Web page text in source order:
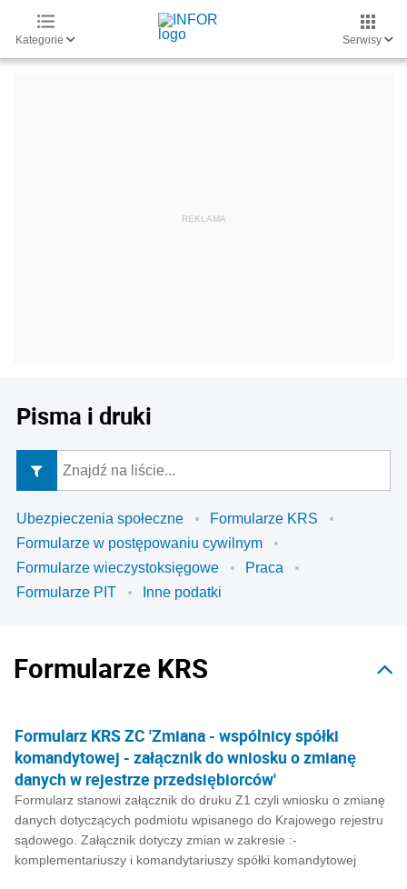
Kategorie Serwisy
Pisma i druki
Ubezpieczenia społeczne
Formularze KRS
Formularze w postępowaniu cywilnym
Formularze wieczystoksięgowe
Praca
Formularze PIT
Inne podatki
Formularze KRS
Formularz KRS ZC 'Zmiana - wspólnicy spółki
komandytowej - załącznik do wniosku o zmianę
danych w rejestrze przedsiębiorców'
Formularz stanowi załącznik do druku Z1 czyli wniosku o zmianę
danych dotyczących podmiotu wpisanego do Krajowego rejestru
sądowego. Załącznik dotyczy zmian w zakresie :-
komplementariuszy i komandytariuszy spółki komandytowej